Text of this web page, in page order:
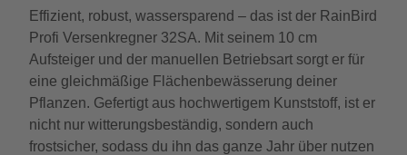
Effizient, robust, wassersparend – das ist der RainBird
Profi Versenkregner 32SA. Mit seinem 10 cm
Aufsteiger und der manuellen Betriebsart sorgt er für
eine gleichmäßige Flächenbewässerung deiner
Pflanzen. Gefertigt aus hochwertigem Kunststoff, ist er
nicht nur witterungsbeständig, sondern auch
frostsicher, sodass du ihn das ganze Jahr über nutzen